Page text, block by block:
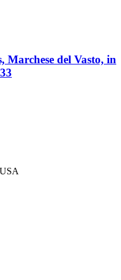
del Vasto, in